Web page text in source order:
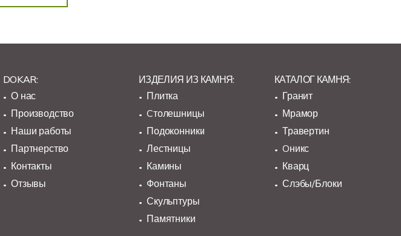
DOKAR:
О нас
Производство
Наши работы
Партнерство
Контакты
Отзывы
ИЗДЕЛИЯ ИЗ КАМНЯ:
Плитка
Cтолешницы
Подоконники
Лестницы
Камины
Фонтаны
Скульптуры
Памятники
КАТАЛОГ КАМНЯ:
Гранит
Мрамор
Травертин
Oникс
Кварц
Слэбы/Блоки